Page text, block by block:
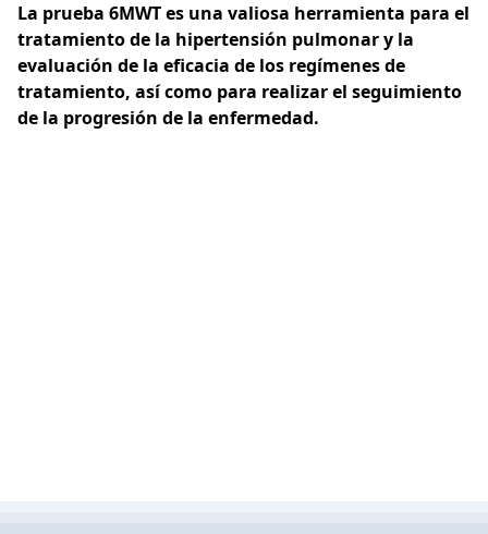
La prueba 6MWT es una valiosa herramienta para el
tratamiento de la hipertensión pulmonar y la
evaluación de la eficacia de los regímenes de
tratamiento, así como para realizar el seguimiento
de la progresión de la enfermedad.